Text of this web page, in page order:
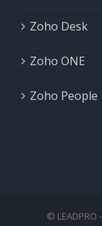
Zoho Desk
Zoho ONE
Zoho People
©